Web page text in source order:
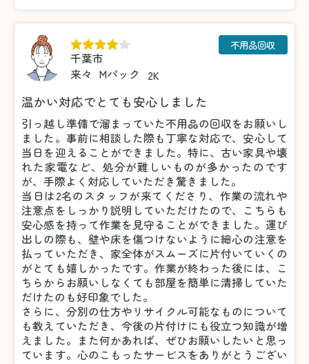
千葉市
来々 Mパック 2K
不用品回収
温かい対応でとても安心しました
引っ越し準備で溜まっていた不用品の回収をお願いし
ました。事前に相談した際も丁寧な対応で、安心して
当日を迎えることができました。特に、古い家具や壊
れた家電など、処分が難しいものが多かったのです
が、手際よく対応していただき驚きました。
当日は2名のスタッフが来てくださり、作業の流れや
注意点をしっかり説明していただけたので、こちらも
安心感を持って作業を見守ることができました。運び
出しの際も、壁や床を傷つけないように細心の注意を
払っていただき、家全体がスムーズに片付いていくの
がとても嬉しかったです。作業が終わった後には、こ
ちらからお願いしなくても部屋を簡単に清掃していた
だけたのも好印象でした。
さらに、分別の仕方やリサイクル可能なものについて
も教えていただき、今後の片付けにも役立つ知識が増
えました。また何かあれば、ぜひお願いしたいと思っ
ています。心のこもったサービスをありがとうござい